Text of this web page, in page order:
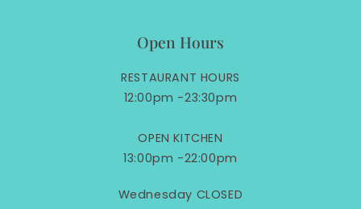
Open Hours
RESTAURANT HOURS
12:00pm -23:30pm
OPEN KITCHEN
13:00pm -22:00pm
Wednesday CLOSED